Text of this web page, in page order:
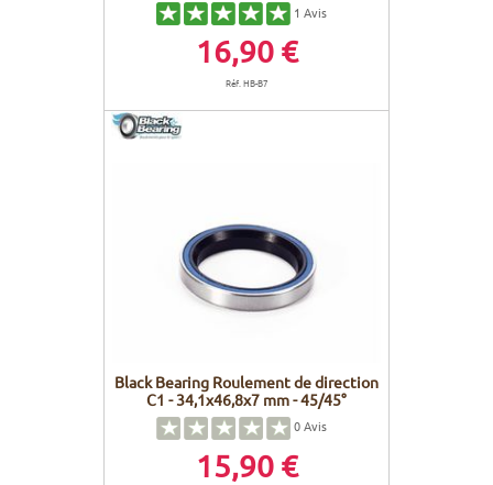
1 Avis
16,90 €
Réf. HB-B7
Black Bearing Roulement de direction
C1 - 34,1x46,8x7 mm - 45/45°
0Avis
15,90 €